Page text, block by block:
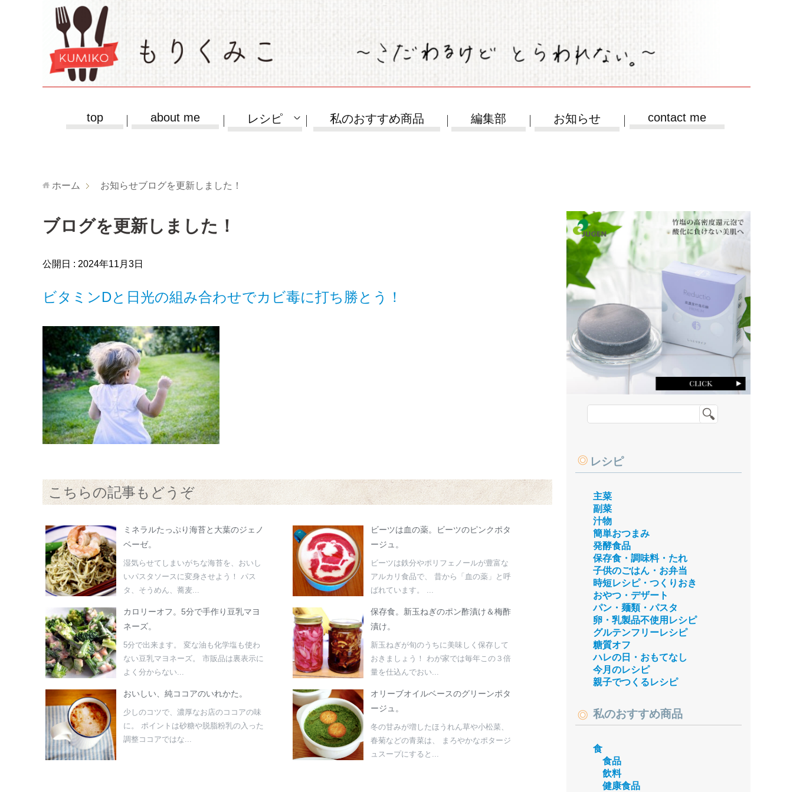
top about me レシピ 私のおすすめ商品 編集部 お知らせ contact me
ホーム お知らせブログを更新しました！
ブログを更新しました！
公開日 : 2024年11月3日
ビタミンDと日光の組み合わせでカビ毒に打ち勝とう！
こちらの記事もどうぞ
ミネラルたっぷり海苔と大葉のジェノ
ベーゼ。
湿気らせてしまいがちな海苔を、おいし
いパスタソースに変身させよう！ パス
タ、そうめん、蕎麦...
ビーツは血の薬。ビーツのピンクポタ
ージュ。
ビーツは鉄分やポリフェノールが豊富な
アルカリ食品で、 昔から「血の薬」と呼
ばれています。 ...
カロリーオフ。5分で手作り豆乳マヨ
ネーズ。
5分で出来ます。 変な油も化学塩も使わ
ない豆乳マヨネーズ。 市販品は裏表示に
よく分からない...
保存食。新玉ねぎのポン酢漬け＆梅酢
漬け。
新玉ねぎが旬のうちに美味しく保存して
おきましょう！ わが家では毎年この３倍
量を仕込んでおい...
おいしい、純ココアのいれかた。
少しのコツで、濃厚なお店のココアの味
に。 ポイントは砂糖や脱脂粉乳の入った
調整ココアではな...
オリーブオイルベースのグリーンポタ
ージュ。
冬の甘みが増したほうれん草や小松菜、
春菊などの青菜は、 まろやかなポタージ
ュスープにすると...
レシピ
主菜
副菜
汁物
簡単おつまみ
発酵食品
保存食・調味料・たれ
子供のごはん・お弁当
時短レシピ・つくりおき
おやつ・デザート
パン・麺類・パスタ
卵・乳製品不使用レシピ
グルテンフリーレシピ
糖質オフ
ハレの日・おもてなし
今月のレシピ
親子でつくるレシピ
私のおすすめ商品
食
食品
飲料
健康食品